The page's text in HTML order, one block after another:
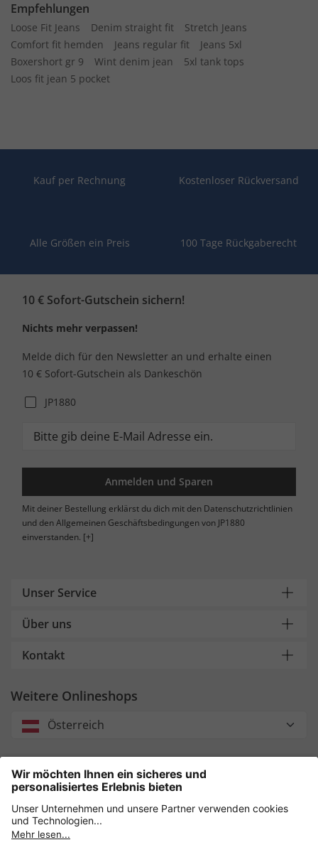
Empfehlungen
Loose Fit Jeans Denim straight fit
Stretch Jeans
Comfort fit hemden
Jeans regular fit
Jeans 5xl
Boxershort gr 9
Wint denim jean
5xl tank tops
Loos fit jean 5 pocket
Kauf per Rechnung Kostenloser Rückversand
Alle Größen ein Preis 100 Tage Rückgaberecht
10 € Sofort-Gutschein sichern!
Nichts mehr verpassen!
Melde dich für den Newsletter an und erhalte einen
10 € Sofort-Gutschein als Dankeschön
JP1880
Anmelden und Sparen
Mit deiner Bestellung erklärst du dich mit den Datenschutzrichtlinien
und den Allgemeinen Geschäftsbedingungen von JP1880
einverstanden. [+]
Unser Service
Über uns
Kontakt
Weitere Onlineshops
Österreich
Unsere Zahlungsarten
Sicher einkaufen mit